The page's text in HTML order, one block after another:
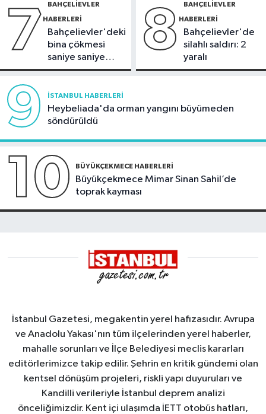
7 BAHÇELIEVLER
HABERLERI
Bahçelievler'deki
bina çökmesi
saniye saniye
görüntülendi
8 BAHÇELIEVLER
HABERLERI
Bahçelievler'de
silahlı saldırı: 2
yaralı
9 İSTANBUL HABERLERI
Heybeliada'da orman yangını büyümeden
söndürüldü
10 BÜYÜKÇEKMECE HABERLERI
Büyükçekmece Mimar Sinan Sahil’de
toprak kayması
İstanbul Gazetesi, megakentin yerel hafızasıdır. Avrupa
ve Anadolu Yakası'nın tüm ilçelerinden yerel haberler,
mahalle sorunları ve İlçe Belediyesi meclis kararları
editörlerimizce takip edilir. Şehrin en kritik gündemi olan
kentsel dönüşüm projeleri, riskli yapı duyuruları ve
Kandilli verileriyle İstanbul deprem analizi
önceliğimizdir. Kent içi ulaşımda İETT otobüs hatları,